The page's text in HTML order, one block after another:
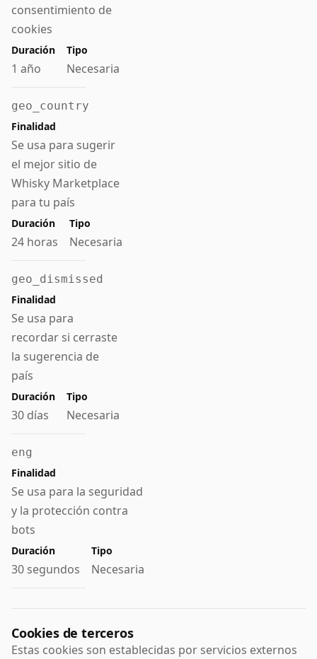
consentimiento de
cookies
1 año Necesaria
geo_country
Se usa para sugerir
el mejor sitio de
Whisky Marketplace
para tu país
24 horas Necesaria
geo_dismissed
Se usa para
recordar si cerraste
la sugerencia de
país
30 días Necesaria
eng
Se usa para la seguridad
y la protección contra
bots
30 segundos Necesaria
Cookies de terceros
Estas cookies son establecidas por servicios externos